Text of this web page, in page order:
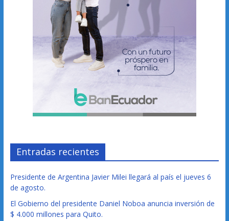
Entradas recientes
Presidente de Argentina Javier Milei llegará al país el jueves 6
de agosto.
El Gobierno del presidente Daniel Noboa anuncia inversión de
$ 4.000 millones para Quito.